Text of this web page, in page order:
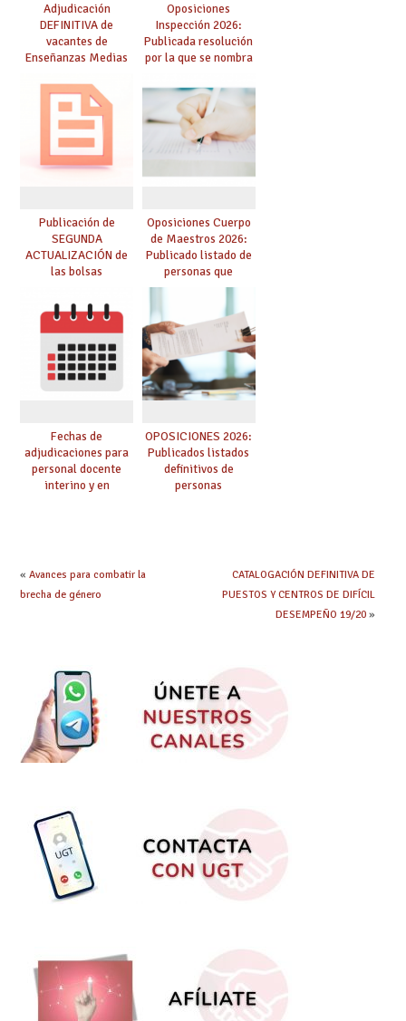
Adjudicación
DEFINITIVA de
vacantes de
Enseñanzas Medias
Oposiciones
Inspección 2026:
Publicada resolución
por la que se nombra
prácticas, se regulan
dichas prácticas y se
convoca acto público
de adjudicación
Publicación de
SEGUNDA
ACTUALIZACIÓN de
las bolsas
Cuerpo de Maestros
de especialidades
convocadas a
oposición
Oposiciones Cuerpo
de Maestros 2026:
Publicado listado de
personas que
adquieren nueva
especialidad
Fechas de
adjudicaciones para
personal docente
interino y en
OPOSICIONES 2026:
Publicados listados
definitivos de
personas
« Avances para combatir la
brecha de género
CATALOGACIÓN DEFINITIVA DE
PUESTOS Y CENTROS DE DIFÍCIL
DESEMPEÑO 19/20»